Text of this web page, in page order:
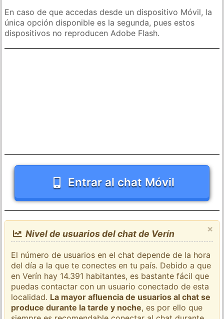
En caso de que accedas desde un dispositivo Móvil, la
única opción disponible es la segunda, pues estos
dispositivos no reproducen Adobe Flash.
Entrar al chat Móvil
×
Nivel de usuarios del chat de Verín
El número de usuarios en el chat depende de la hora
del día a la que te conectes en tu país. Debido a que
en Verín hay 14.391 habitantes, es bastante fácil que
puedas contactar con un usuario conectado de esta
localidad. La mayor afluencia de usuarios al chat se
produce durante la tarde y noche, es por ello que